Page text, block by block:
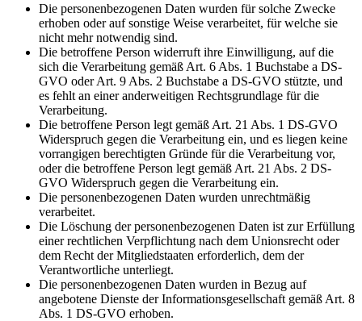
Die personenbezogenen Daten wurden für solche Zwecke
erhoben oder auf sonstige Weise verarbeitet, für welche sie
nicht mehr notwendig sind.
Die betroffene Person widerruft ihre Einwilligung, auf die
sich die Verarbeitung gemäß Art. 6 Abs. 1 Buchstabe a DS-
GVO oder Art. 9 Abs. 2 Buchstabe a DS-GVO stützte, und
es fehlt an einer anderweitigen Rechtsgrundlage für die
Verarbeitung.
Die betroffene Person legt gemäß Art. 21 Abs. 1 DS-GVO
Widerspruch gegen die Verarbeitung ein, und es liegen keine
vorrangigen berechtigten Gründe für die Verarbeitung vor,
oder die betroffene Person legt gemäß Art. 21 Abs. 2 DS-
GVO Widerspruch gegen die Verarbeitung ein.
Die personenbezogenen Daten wurden unrechtmäßig
verarbeitet.
Die Löschung der personenbezogenen Daten ist zur Erfüllung
einer rechtlichen Verpflichtung nach dem Unionsrecht oder
dem Recht der Mitgliedstaaten erforderlich, dem der
Verantwortliche unterliegt.
Die personenbezogenen Daten wurden in Bezug auf
angebotene Dienste der Informationsgesellschaft gemäß Art. 8
Abs. 1 DS-GVO erhoben.